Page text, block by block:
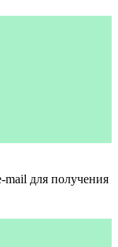
mail для получения